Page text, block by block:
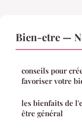
Bien-etre —
conseils pour
favoriser votre
les bienfaits de
être général